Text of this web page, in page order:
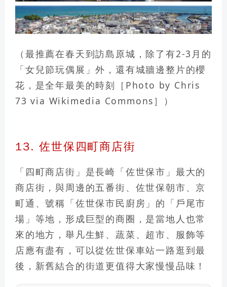
（最推薦在春天到訪島原城，除了有2-3月的
「女兒節玩偶展」外，還有城牆邊整片的櫻
花，是全年最美的時刻［Photo by Chris
73 via Wikimedia Commons］）
13. 佐世保四町商店街
「四町商店街」是長崎「佐世保市」最大的
商店街 ，與周邊的五番街、佐世保朝市、京
町通、號稱「佐世保市民廚房」的「戶尾市
場」等地，形成巨型的商圈，是當地人也常
來的地方，舉凡生鮮、蔬菜、超市、服飾等
店應有盡有，可以從佐世保車站一路逛到最
後，新舊結合的街道更值得大家慢慢品味！